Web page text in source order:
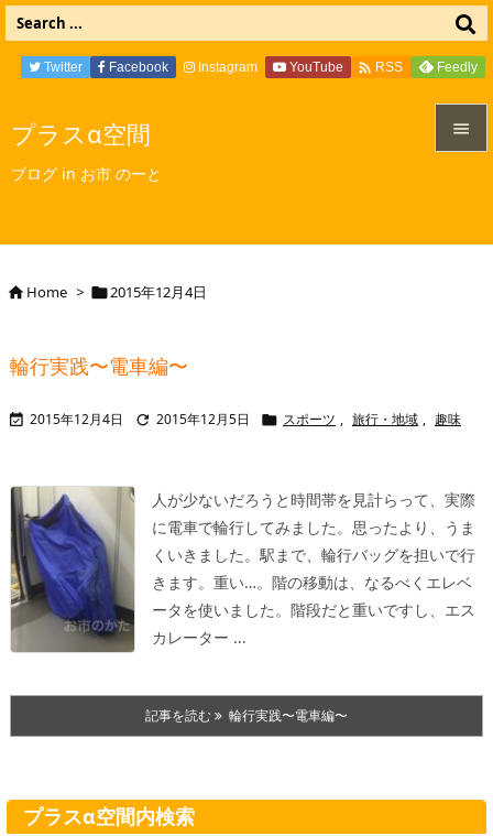
プラスα空間
ブログ in お市 のーと

検索
Twitter Facebook Instagram YouTube  RSS Feedly
Home > 2015年12月4日
輪行実践〜電車編〜
 2015年12月4日  2015年12月5日  スポーツ , 旅行・地域 , 趣味
人が少ないだろうと時間帯を見計らって、実際
に電車で輪行してみました。思ったより、うま
くいきました。駅まで、輪行バッグを担いで行
きます。重い…。階の移動は、なるべくエレベ
ータを使いました。階段だと重いですし、エス
カレーター ...
記事を読む 輪行実践〜電車編〜
プラスα空間内検索